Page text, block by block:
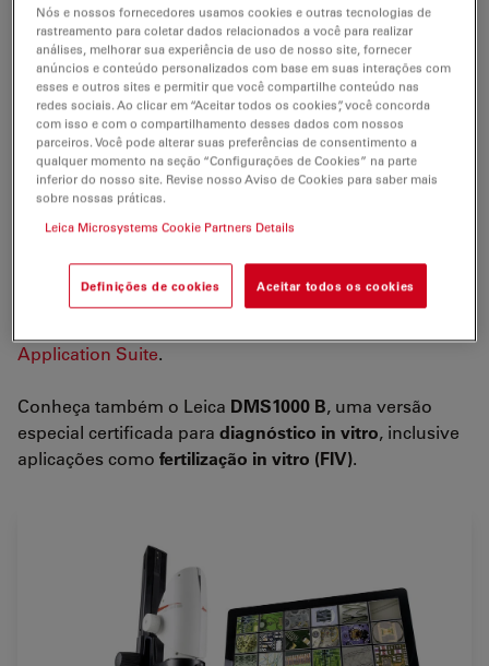
os elementos ópticos asseguram uma ampliação de
até 300 x. A câmera HDMI rápida incorporadaoferece
uma definição de imagens full HD de até 30 fps e uma
resolução de 5 Mpixels.
Observe suas amostras em um monitor, sem precisar
de oculares. São possíveis imagens estáticas coloridas
em alta definição e
conectados a um computador, oferecendo
Application Suite.
Conheça também o Leica DMS1000 B, uma versão
especial certificada para diagnóstico in vitro, inclusive
aplicações como fertilização in vitro (FIV).
Nós e nossos fornecedores usamos cookies e outras tecnologias de
rastreamento para coletar dados relacionados a você para realizar
análises, melhorar sua experiência de uso de nosso site, fornecer
anúncios e conteúdo personalizados com base em suas interações com
esses e outros sites e permitir que você compartilhe conteúdo nas
redes sociais. Ao clicar em “Aceitar todos os cookies”, você concorda
com isso e com o compartilhamento desses dados com nossos
parceiros. Você pode alterar suas preferências de consentimento a
qualquer momento na seção “Configurações de Cookies” na parte
inferior do nosso site. Revise nosso Aviso de Cookies para saber mais
sobre nossas práticas.
Leica Microsystems Cookie Partners Details
Definições de cookies Aceitar todos os cookies